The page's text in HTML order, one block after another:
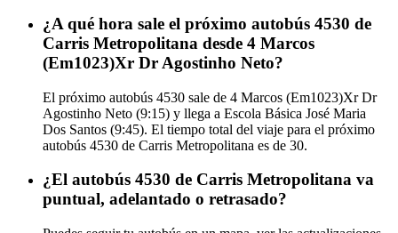
¿A qué hora sale el próximo autobús 4530 de
Carris Metropolitana desde 4 Marcos
(Em1023)Xr Dr Agostinho Neto?
El próximo autobús 4530 sale de 4 Marcos (Em1023)Xr Dr
Agostinho Neto (9:15) y llega a Escola Básica José Maria
Dos Santos (9:45). El tiempo total del viaje para el próximo
autobús 4530 de Carris Metropolitana es de 30.
¿El autobús 4530 de Carris Metropolitana va
puntual, adelantado o retrasado?